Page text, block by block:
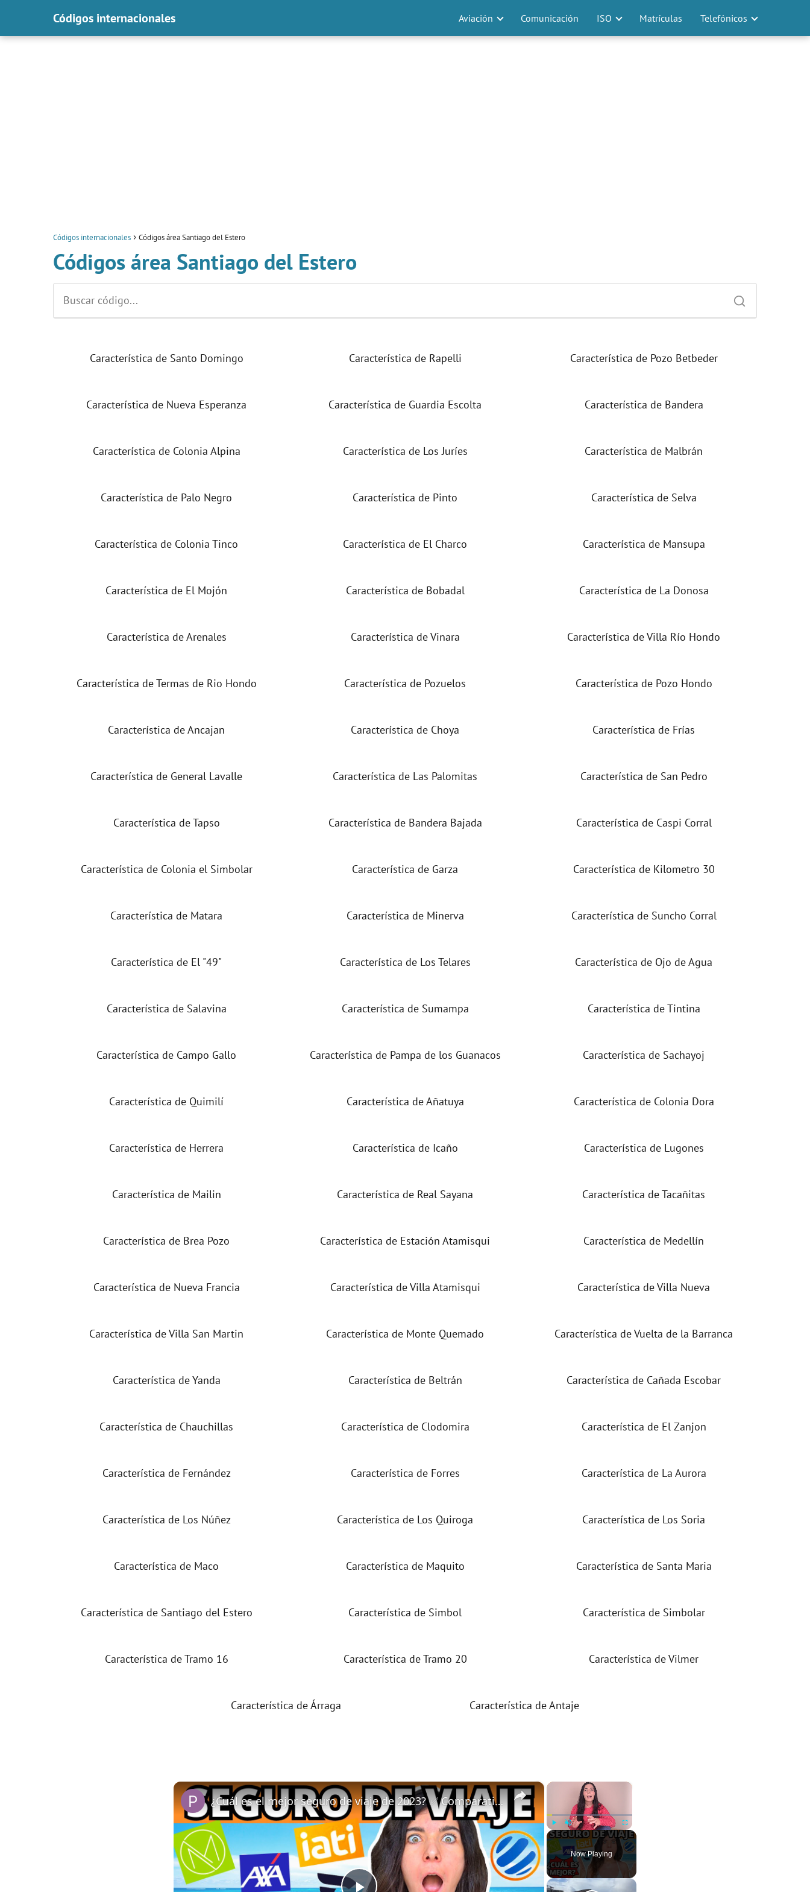
Códigos internacionales Aviación Comunicación ISO Matrículas Telefónicos
Códigos internacionales Códigos área Santiago del Estero
Códigos área Santiago del Estero
Característica de Santo Domingo Característica de Rapelli Característica de Pozo Betbeder
Característica de Nueva Esperanza Característica de Guardia Escolta Característica de Bandera
Característica de Colonia Alpina Característica de Los Juríes Característica de Malbrán
Característica de Palo Negro Característica de Pinto Característica de Selva
Característica de Colonia Tinco Característica de El Charco Característica de Mansupa
Característica de El Mojón Característica de Bobadal Característica de La Donosa
Característica de Arenales Característica de Vinara Característica de Villa Río Hondo
Característica de Termas de Rio Hondo Característica de Pozuelos Característica de Pozo Hondo
Característica de Ancajan Característica de Choya Característica de Frías
Característica de General Lavalle Característica de Las Palomitas Característica de San Pedro
Característica de Tapso Característica de Bandera Bajada Característica de Caspi Corral
Característica de Colonia el Simbolar Característica de Garza Característica de Kilometro 30
Característica de Matara Característica de Minerva Característica de Suncho Corral
Característica de El "49" Característica de Los Telares Característica de Ojo de Agua
Característica de Salavina Característica de Sumampa Característica de Tintina
Característica de Campo Gallo Característica de Pampa de los Guanacos Característica de Sachayoj
Característica de Quimilí Característica de Añatuya Característica de Colonia Dora
Característica de Herrera Característica de Icaño Característica de Lugones
Característica de Mailin Característica de Real Sayana Característica de Tacañitas
Característica de Brea Pozo Característica de Estación Atamisqui Característica de Medellín
Característica de Nueva Francia Característica de Villa Atamisqui Característica de Villa Nueva
Característica de Villa San Martin Característica de Monte Quemado Característica de Vuelta de la Barranca
Característica de Yanda Característica de Beltrán Característica de Cañada Escobar
Característica de Chauchillas Característica de Clodomira Característica de El Zanjon
Característica de Fernández Característica de Forres Característica de La Aurora
Característica de Los Núñez Característica de Los Quiroga Característica de Los Soria
Característica de Maco Característica de Maquito Característica de Santa Maria
Característica de Santiago del Estero Característica de Simbol Característica de Simbolar
Característica de Tramo 16 Característica de Tramo 20 Característica de Vilmer
Característica de Árraga Característica de Antaje
×
Play Unmute Fullscreen
Now Playing
×
¿Cuál es el mejor seguro de viaje de 2023? ✅ Comparativa: internacional, anulación, Europa, Schengen